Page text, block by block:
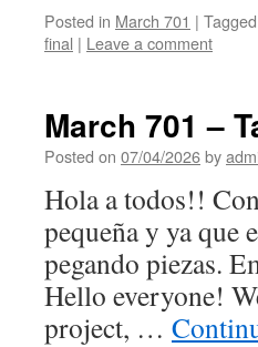
Posted in March 701 | Tagged
final | Leave a comment
March 701 –
Posted on 07/04/2026by
Hola a todos!!
pequeña y ya que
pegando piezas.
Hello everyone!
project, …